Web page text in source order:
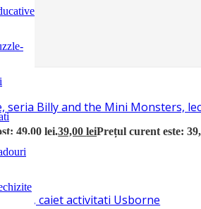
seria Billy and the Mini Monsters,
49,00 lei.39,00leiPrețul curent este:
Book, caiet activitati Usborne